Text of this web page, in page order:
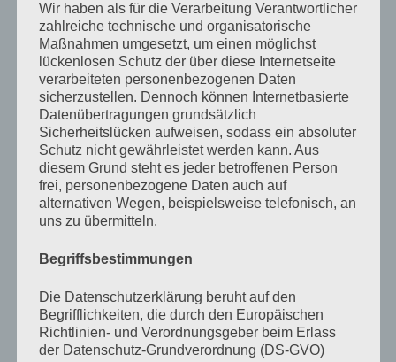
Selbst hatten wir selten ausreichend Geld, um uns
etwas im Laden zu kaufen. Außerdem wollten wir nichts
Materielles in die Sache investieren. Sonst hätten wir ja
auch gleich fragen können, ob Frau Kneer uns ein paar
Bratklopse verkauft. In diesem Fall probierten wir es
zuerst auf die einfachste Art und Weise. Wir gingen
nach Hause und versuchten unsere Mütter
dahingehend zu beeinflussen, dass sie uns einkaufen
schickten. Zur Not machten wir schnell die Milch leer
Vorratsschrankes. Irgendeiner von uns hatte meistens
Glück und kam mit Einkaufszettel, Beutel und
Geldbörse zurück. (Rocko gibt übrigens noch heute
gelegentlich damit an, mal ein ganzes Paket Butter
Wir haben als für die Verarbeitung Verantwortlicher
zahlreiche technische und organisatorische
Maßnahmen umgesetzt, um einen möglichst
lückenlosen Schutz der über diese Internetseite
verarbeiteten personenbezogenen Daten
sicherzustellen. Dennoch können Internetbasierte
Datenübertragungen grundsätzlich
Sicherheitslücken aufweisen, sodass ein absoluter
Schutz nicht gewährleistet werden kann. Aus
diesem Grund steht es jeder betroffenen Person
frei, personenbezogene Daten auch auf
alternativen Wegen, beispielsweise telefonisch, an
uns zu übermitteln.
Begriffsbestimmungen
Die Datenschutzerklärung beruht auf den
Begrifflichkeiten, die durch den Europäischen
Richtlinien- und Verordnungsgeber beim Erlass
der Datenschutz-Grundverordnung (DS-GVO)